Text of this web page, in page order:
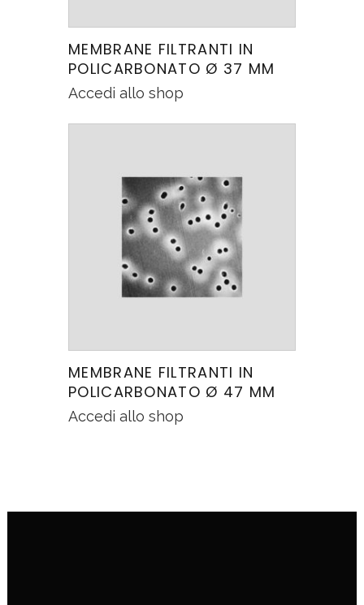
MEMBRANE FILTRANTI IN
POLICARBONATO Ø 37 MM
Accedi allo shop
MEMBRANE FILTRANTI IN
POLICARBONATO Ø 47 MM
Accedi allo shop